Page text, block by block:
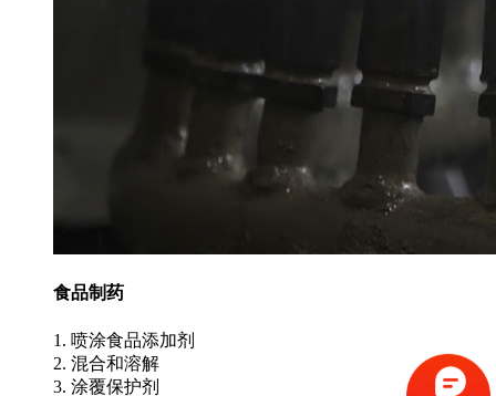
食品制药
1. 喷涂食品添加剂
2. 混合和溶解
3. 涂覆保护剂